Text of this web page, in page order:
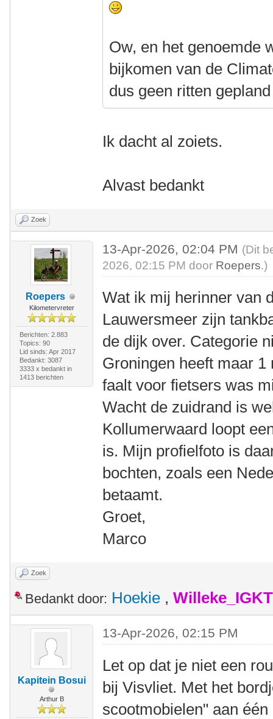
Ow, en het genoemde
bijkomen van de
dus geen ritten
Ik dacht al zoiets.
Alvast bedankt
Zoek
Roepers
Kilometervreter
Berichten: 2.883
Topics: 90
Lid sinds: Apr 2017
Bedankt: 3087
3333 x bedankt in
1413 berichten
13-Apr-2026, 02:04 PM (Dit
2026, 02:15 PM door Roepers.)
Wat ik mij herinner van
Lauwersmeer zijn
de dijk over. Categorie
Groningen heeft maar
faalt voor fietsers was
Wacht de zuidrand is
Kollumerwaard loopt
is. Mijn profielfoto is
bochten, zoals een
betaamt.
Groet,
Marco
Zoek
Bedankt door: Hoekie , Willeke_IGKT
Kapitein Bosui
Arthur B
13-Apr-2026, 02:15 PM
Let op dat je niet een
bij Visvliet. Met het
scootmobielen" aan